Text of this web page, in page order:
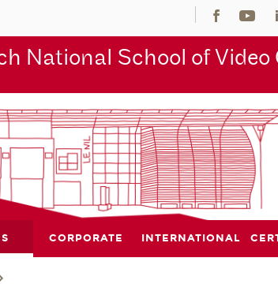
National School of
CORPORATE INTERNATIONAL